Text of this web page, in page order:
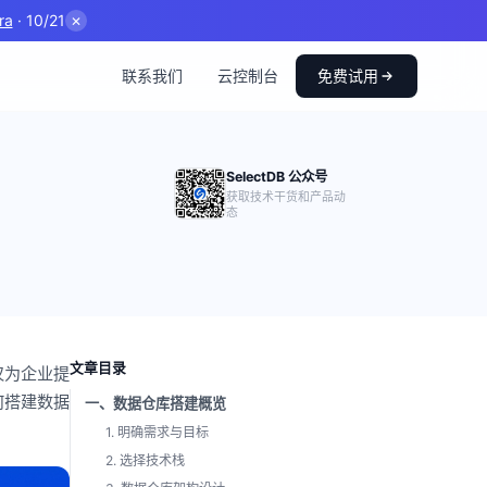
· 10/21 ✕
联系我们 云控制台 免费试用
SelectDB 公众号
获取技术干货和产品动
态
企业提
建数据
文章目录
一、数据仓库搭建概览
1. 明确需求与目标
2. 选择技术栈